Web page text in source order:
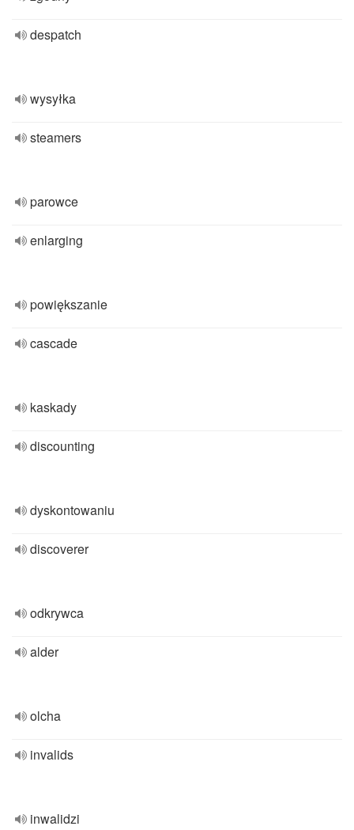
despatch
wysyłka
steamers
parowce
enlarging
powiększanie
cascade
kaskady
discounting
dyskontowaniu
discoverer
odkrywca
alder
olcha
invalids
inwalidzi